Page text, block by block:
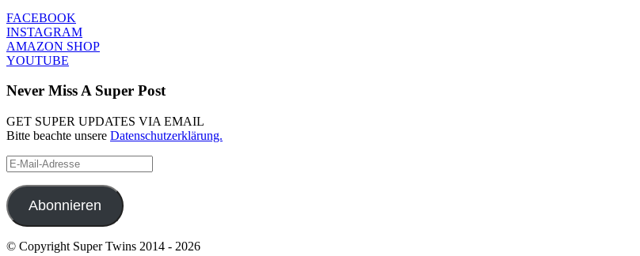
FACEBOOK
INSTAGRAM
AMAZON SHOP
YOUTUBE
Never Miss A Super Post
GET SUPER UPDATES VIA EMAIL
Bitte beachte unsere Datenschutzerklärung.
E-
Mail-
Adresse
Abonnieren
© Copyright Super Twins 2014 - 2026